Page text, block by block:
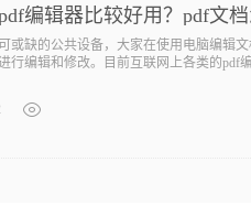
编辑器比较好用？pdf文
缺的公共设备，大家在使用电脑编辑文
行编辑和修改。目前互联网上各类的pdf